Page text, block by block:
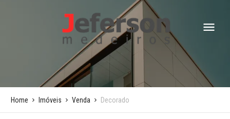
Home Imóveis Venda Decorado